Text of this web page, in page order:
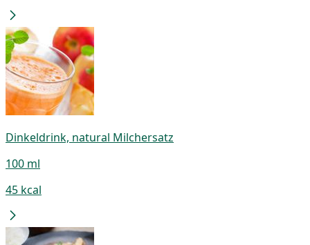
Dinkeldrink, natural Milchersatz
100 ml
45 kcal